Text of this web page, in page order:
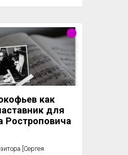
он отмечает только,
лет «с
щипал струны гитары».
кое-что рассказал об
однако, кто
и где они
пишет:
что в расцв...как
для
Ростроповича
[Сергея